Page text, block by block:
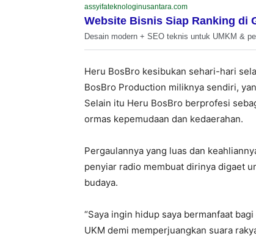
assyifateknologinusantara.com
Website Bisnis Siap Ranking di
Desain modern + SEO teknis untuk UMKM &
Heru BosBro kesibukan sehari-hari
BosBro Production miliknya sendiri,
Selain itu Heru BosBro berprofesi
ormas kepemudaan dan kedaerahan.
Pergaulannya yang luas dan
penyiar radio membuat dirinya digaet
budaya.
“Saya ingin hidup saya bermanfaat
UKM demi memperjuangkan suara